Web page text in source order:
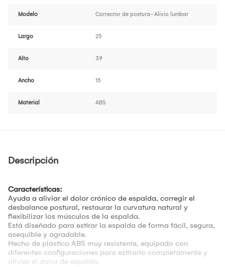
Modelo Corrector de postura- Alivio lumbar
Largo 25
Alto 39
Ancho 15
Material ABS
Descripción
Características:
Ayuda a aliviar el dolor crónico de espalda, corregir el
desbalance postural, restaurar la curvatura natural y
flexibilizar los músculos de la espalda.
Está diseñado para estirar la espalda de forma fácil, segura,
asequible y agradable.
Hecho de plástico ABS muy resistente, equipado con
diferentes configuraciones para estirarlo completamente y
aliviar el dolor de espalda.